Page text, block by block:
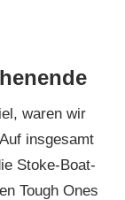
waren wir
insgesamt
Stoke-Boat-
Tough Ones